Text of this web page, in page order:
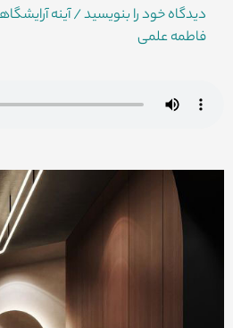
دیدگاه‌ خود را بنویسید/آینه
فاطمه علمی